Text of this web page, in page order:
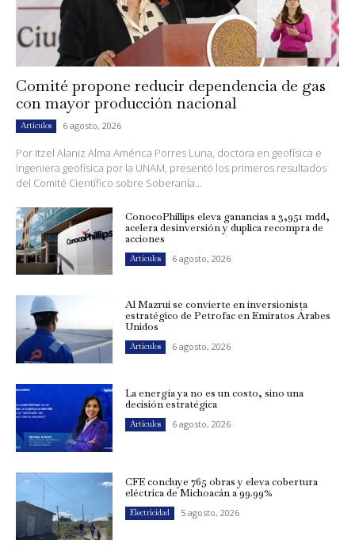
Comité propone reducir dependencia de gas
con mayor producción nacional
Artículos 6 agosto, 2026
Por Itzel Alaniz Alma América Porres Luna, doctora en geofísica e
ingeniera geofísica por la UNAM, presentó los primeros resultados
del Comité Científico sobre Soberanía...
ConocoPhillips eleva ganancias a 3,951 mdd,
acelera desinversión y duplica recompra de
acciones
Artículos 6 agosto, 2026
Al Mazrui se convierte en inversionista
estratégico de Petrofac en Emiratos Árabes
Unidos
Artículos 6 agosto, 2026
La energía ya no es un costo, sino una
decisión estratégica
Artículos 6 agosto, 2026
CFE concluye 765 obras y eleva cobertura
eléctrica de Michoacán a 99.99%
Electricidad 5 agosto, 2026